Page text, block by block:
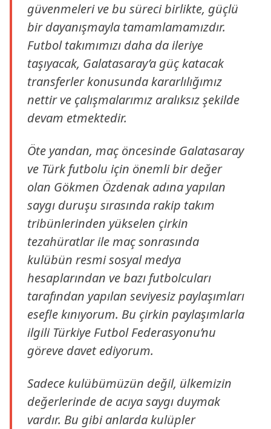
güvenmeleri ve bu süreci birlikte, güçlü
bir dayanışmayla tamamlamamızdır.
Futbol takımımızı daha da ileriye
taşıyacak, Galatasaray’a güç katacak
transferler konusunda kararlılığımız
nettir ve çalışmalarımız aralıksız şekilde
devam etmektedir.
Öte yandan, maç öncesinde Galatasaray
ve Türk futbolu için önemli bir değer
olan Gökmen Özdenak adına yapılan
saygı duruşu sırasında rakip takım
tribünlerinden yükselen çirkin
tezahüratlar ile maç sonrasında
kulübün resmi sosyal medya
hesaplarından ve bazı futbolcuları
tarafından yapılan seviyesiz paylaşımları
esefle kınıyorum. Bu çirkin paylaşımlarla
ilgili Türkiye Futbol Federasyonu’nu
göreve davet ediyorum.
Sadece kulübümüzün değil, ülkemizin
değerlerinde de acıya saygı duymak
vardır. Bu gibi anlarda kulüpler